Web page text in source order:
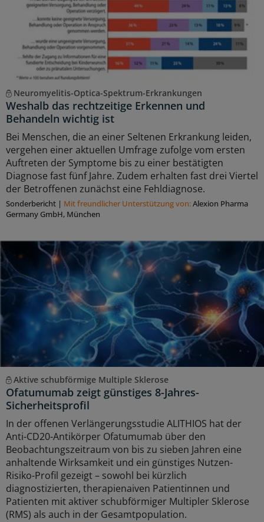
Neuromyelitis-Optica-Spektrum-Erkrankungen
Weshalb das rechtzeitige Erkennen und
Behandeln wichtig ist
Bei Menschen, die an einer Seltenen Erkrankung leiden,
vergehen einer aktuellen Umfrage zufolge vom ersten
Auftreten der Symptome bis zu einer bestätigten
Diagnose fast fünf Jahre. Zudem erhalten fast drei Viertel
der Betroffenen zunächst eine Fehldiagnose.
Sonderbericht | Mit freundlicher Unterstützung von:Alexion Pharma
Germany GmbH, München
Aktive schubförmige Multiple Sklerose
Ofatumumab zeigt günstiges 8-Jahres-
Sicherheitsprofil
In der offenen Verlängerungsstudie ALITHIOS hat der
Anti-CD20-Antikörper Ofatumumab über den
Beobachtungszeitraum von bis zu sieben Jahren eine
anhaltende Wirksamkeit und ein günstiges Nutzen-
Risiko-Profil gezeigt – sowohl bei kürzlich
diagnostizierten, therapienaiven Patientinnen und
Patienten mit aktiver schubförmiger Multipler Sklerose
(RMS) als auch in der Gesamtpopulation.